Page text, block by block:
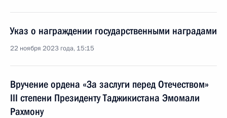
Указ о награждении государственными наградами
22 ноября 2023 года, 15:15
Вручение ордена «За заслуги перед Отечеством»
III степени Президенту Таджикистана Эмомали
Рахмону